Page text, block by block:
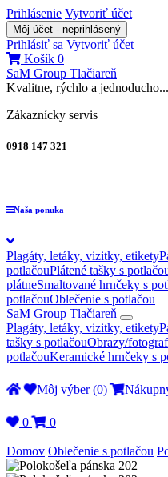
Prihlásenie Vytvoriť účet
Môj účet - neprihlásený
Prihlásiť sa Vytvoriť účet
Košík 0
SaM Group Tlačiareň
Kvalitne, rýchlo a jednoducho...
Zákaznícky servis
0918 147 321
Naša ponuka
Plagáty, letáky, vizitky, etikety
potlačouPlátené tašky s
plátneSmaltované hrnčeky s
potlačouOblečenie s potlačou
SaM Group Tlačiareň
Plagáty, letáky, vizitky, etikety
tašky s potlačouObrazy/
potlačouKeramické hrnčeky s
Môj výber (0)
0 0
Domov Oblečenie s potlačou